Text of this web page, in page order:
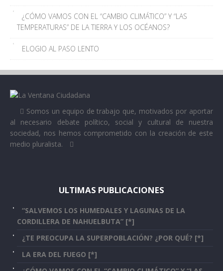
¿CÓMO VAMOS CON EL “CAMBIO CLIMÁTICO” Y “LAS
TEMPERATURAS” DE LA TIERRA Y LOS OCÉANOS?
ELOGIO AL PASO LENTO
Somos un equipo de trabajo que, motivados por aportar
al necesario debate político, social y cultural de nuestra
sociedad, nos hemos comprometido con la creación de este
medio pluralista.
ULTIMAS PUBLICACIONES
“SALVEMOS LOS HUMEDALES Y LAGUNAS DE LA
CORDILLERA DE NAHUELBUTA” [*]
¿TE PREOCUPA LA SUPERPOBLACIÓN? ¿POR QUÉ? [*]
LA ERA DEL FUEGO [*]